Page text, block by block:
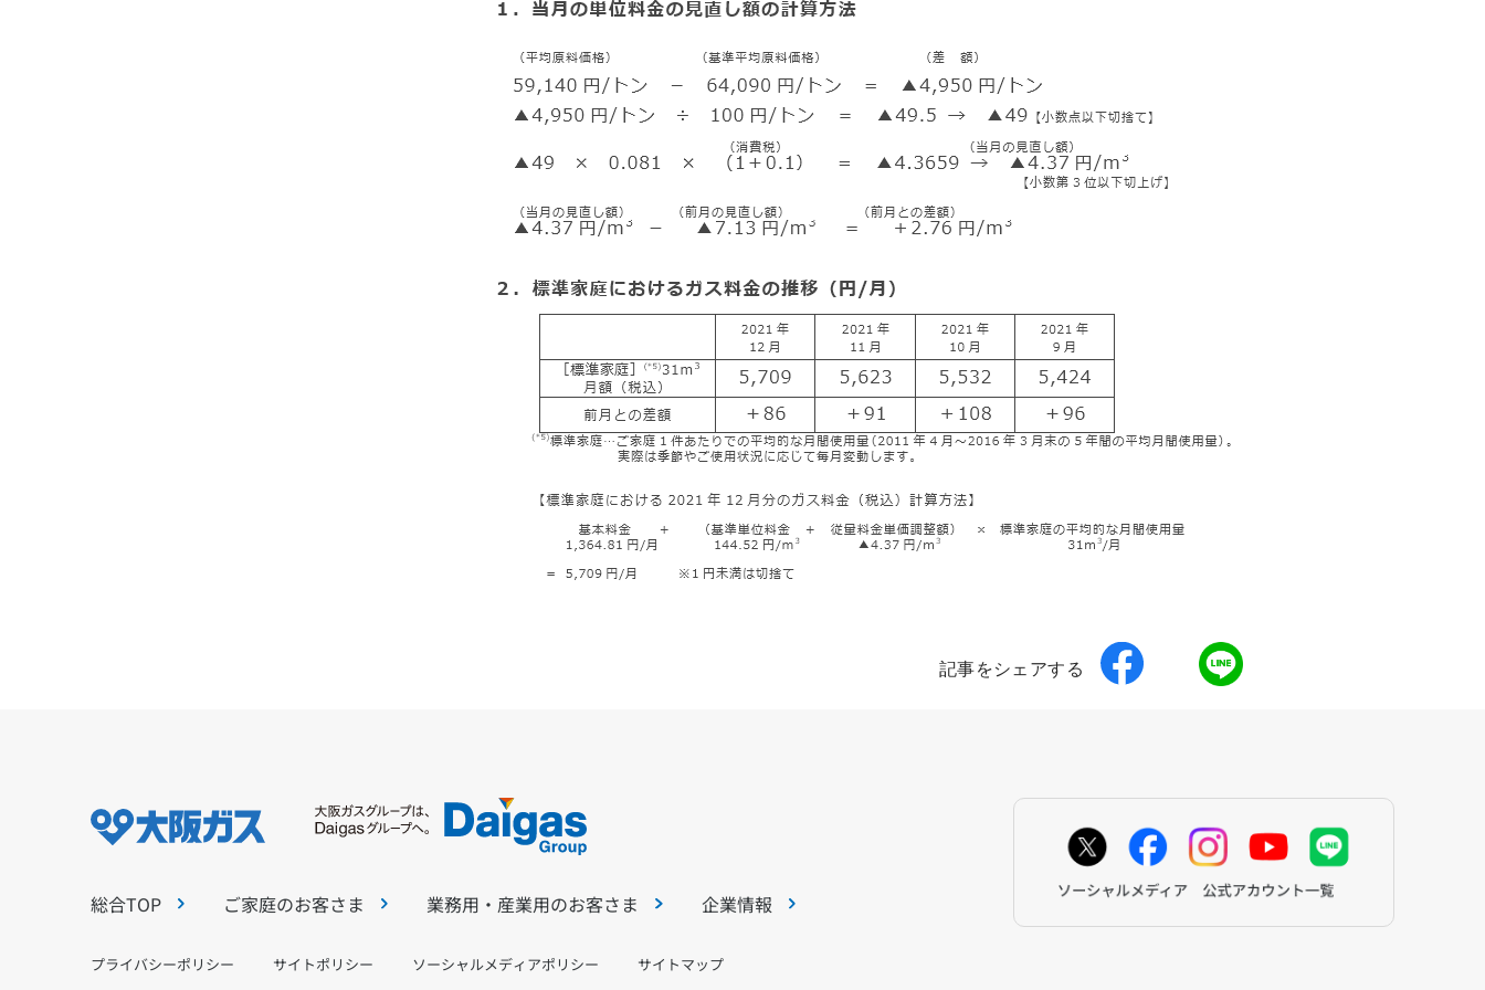
記事をシェアする
総合TOP ご家庭のお客さま 業務用・産業用のお客さま 企業情報
プライバシーポリシー サイトポリシー ソーシャルメディアポリシー サイトマップ